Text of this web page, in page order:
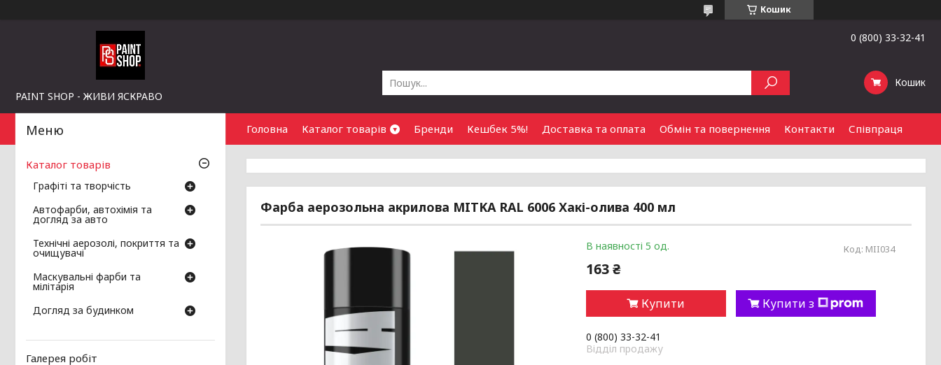
Кошик
PAINT SHOP - ЖИВИ ЯСКРАВО
0 (800) 33-32-41
Кошик
Головна Каталог товарів Бренди Кешбек 5%! Доставка та оплата Обмін та повернення Контакти Співпраця
Фарба аерозольна акрилова MITKA RAL 6006 Хакі-олива 400 мл
В наявності 5 од. Код: MII034
163 ₴
Купити Купити з
0 (800) 33-32-41
Відділ продажу
Каталог товарів
Графіті та творчість
Автофарби, автохімія та
догляд за авто
Технічні аерозолі, покриття та
очищувачі
Маскувальні фарби та
мілітарія
Догляд за будинком
Галерея робіт